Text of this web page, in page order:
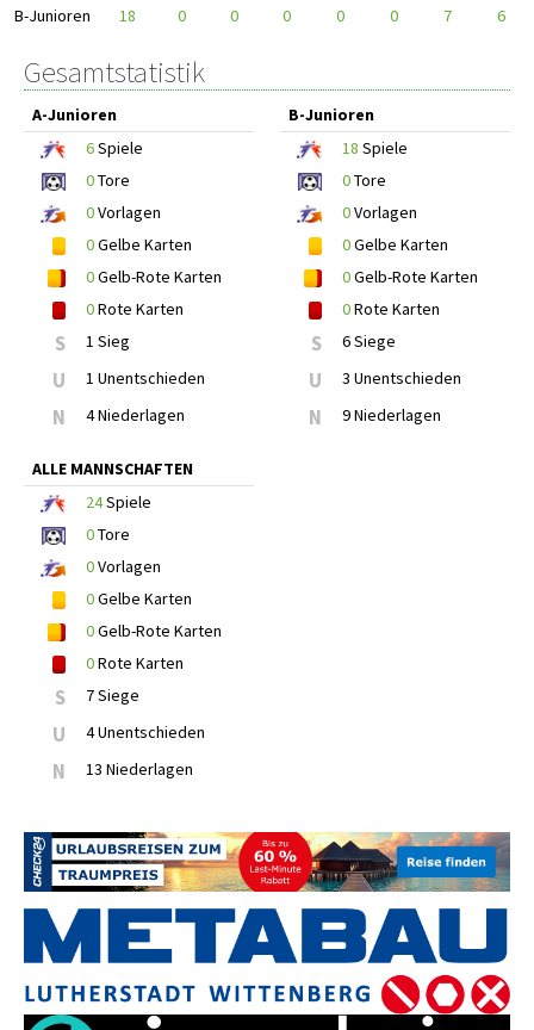
B-Junioren
18 0 0 0 0 0 7 6
Gesamtstatistik
A-Junioren
6Spiele
0Tore
0Vorlagen
0Gelbe Karten
0Gelb-Rote Karten
0Rote Karten
S 1 Sieg
U 1 Unentschieden
N 4 Niederlagen
B-Junioren
18 Spiele
0Tore
0Vorlagen
0Gelbe Karten
0Gelb-Rote Karten
0Rote Karten
S 6 Siege
U 3 Unentschieden
N 9 Niederlagen
ALLE MANNSCHAFTEN
24Spiele
0Tore
0Vorlagen
0Gelbe Karten
0Gelb-Rote Karten
0Rote Karten
S 7 Siege
U 4 Unentschieden
N 13 Niederlagen